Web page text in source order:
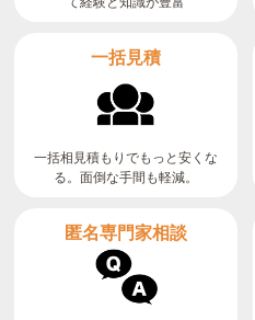
一括見積
一括相見積もりでもっと安くな
る。面倒な手間も軽減。
匿名専門家相談